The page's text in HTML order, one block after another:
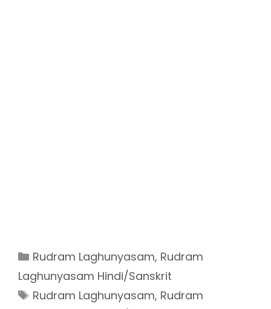
Categories
Rudram Laghunyasam, Rudram
Laghunyasam Hindi/Sanskrit
Tags
Rudram Laghunyasam, Rudram